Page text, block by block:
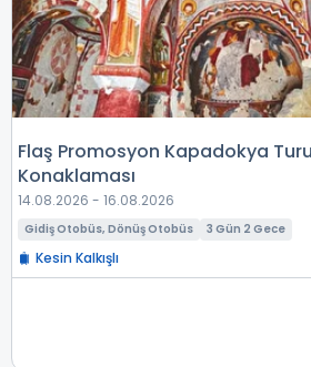
Flaş Promosyon Kapadokya
Konaklaması
14.08.2026 - 16.08.2026
Gidiş Otobüs, Dönüş Otobüs 3 Gün 2 Gece
Kesin Kalkışlı